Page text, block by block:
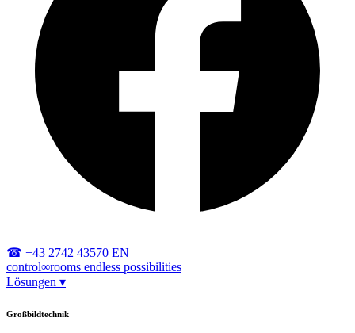
☎ +43 2742 43570 EN
control∞rooms endless possibilities
Lösungen ▾
Großbildtechnik